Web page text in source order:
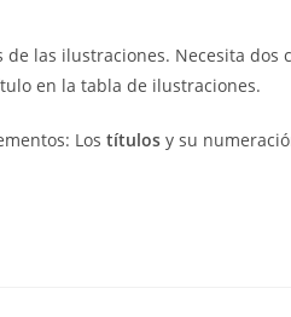
las ilustraciones. Necesita dos
en la tabla de ilustraciones.
Los títulos y su